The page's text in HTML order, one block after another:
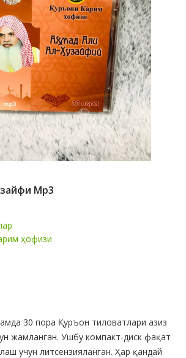
Mp3
ҳофизи
30 пора Қуръон тиловатлари азиз
жамланган. Ушбу компакт-диск фақат
учун литсензияланган. Ҳар қандай